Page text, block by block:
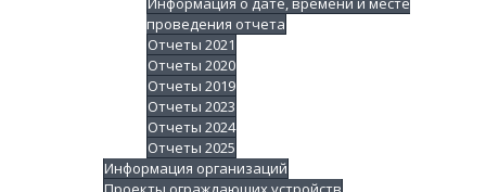
проведения отчета
Отчеты 2021
Отчеты 2020
Отчеты 2019
Отчеты 2023
Отчеты 2024
Отчеты 2025
Информация организаций